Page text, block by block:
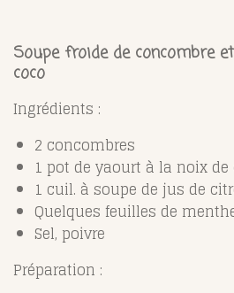
Soupe froide de concombre
coco
Ingrédients :
2 concombres
1 pot de yaourt à la noix
1 cuil. à soupe de jus de
Quelques feuilles de
Sel, poivre
Préparation :